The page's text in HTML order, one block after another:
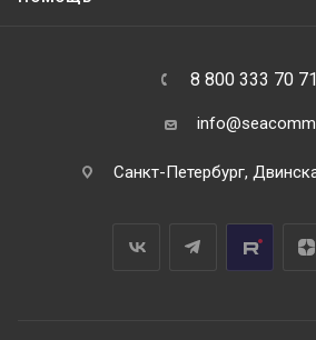
8 800 333 70 71
Санкт-Петербург,